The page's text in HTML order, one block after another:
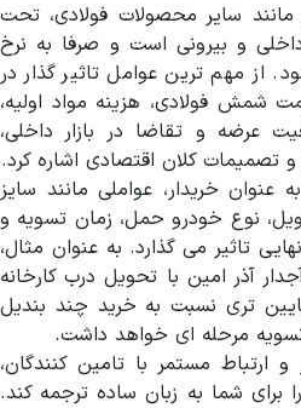
مانند سایر محصولات فولادی، تحت
و بیرونی است و صرفا به نرخ
از مهم ترین عوامل تاثیر گذار در
شمش فولادی، هزینه مواد اولیه،
عرضه و تقاضا در بازار داخلی،
تصمیمات کلان اقتصادی اشاره کرد.
خریدار، عواملی مانند سایز
نوع خودرو حمل، زمان تسویه و
تاثیر می گذارد. به عنوان مثال،
آذر امین با تحویل درب کارخانه
تری نسبت به خرید چند بندیل
تسویه مرحله ای خواهد داشت.
و ارتباط مستمر با تامین کنندگان،
برای شما به زبان ساده ترجمه کند.